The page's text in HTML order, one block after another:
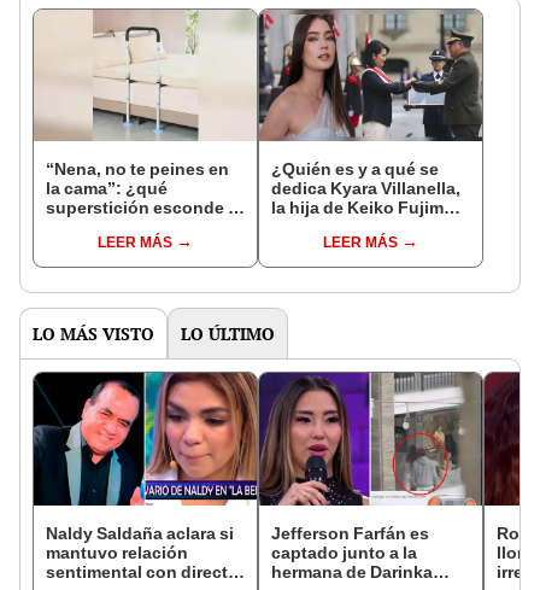
“Nena, no te peines en
la cama”: ¿qué
superstición esconde la
Enanitos Verdes?
LEER MÁS
¿Quién es y a qué se
dedica Kyara Villanella,
la hija de Keiko Fujimori
nivel nacional?
LEER MÁS
LO MÁS VISTO LO ÚLTIMO
Naldy Saldaña aclara si
mantuvo relación
sentimental con director
Jefferson Farfán es
captado junto a la
hermana de Darinka
llora